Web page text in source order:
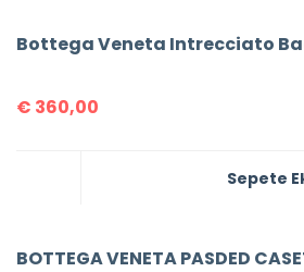
Bottega Veneta Intrecciato
€ 360,00
Sepete
BOTTEGA VENETA PASDED